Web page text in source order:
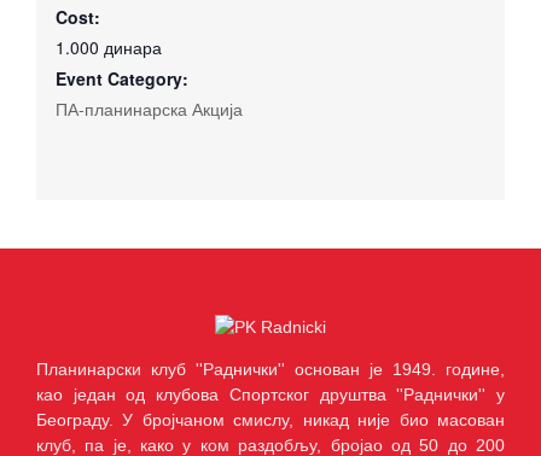
Cost:
1.000 динара
Event Category:
ПА-планинарска Акција
Планинарски клуб ''Раднички'' основан је 1949. године,
као један од клубова Спортског друштва ''Раднички'' у
Београду. У бројчаном смислу, никад није био масован
клуб, па је, како у ком раздобљу, бројао од 50 до 200